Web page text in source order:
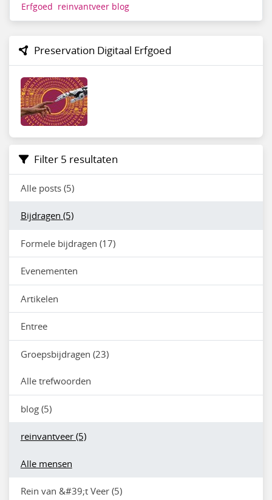
Erfgoed reinvantveer blog
Preservation Digitaal Erfgoed
Filter 5 resultaten
Alle posts (5)
Bijdragen (5)
Formele bijdragen (17)
Evenementen
Artikelen
Entree
Groepsbijdragen (23)
Alle trefwoorden
blog (5)
reinvantveer (5)
Alle mensen
Rein van &#39;t Veer (5)